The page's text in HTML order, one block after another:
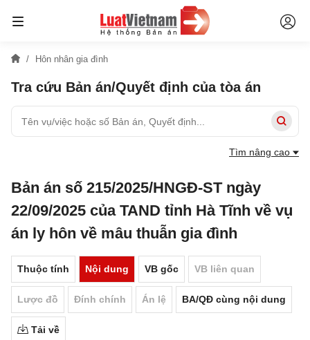
Hôn nhân gia đình
Tra cứu Bản án/Quyết định của tòa án
Tìm nâng cao
Bản án số 215/2025/HNGĐ-ST ngày
22/09/2025 của TAND tỉnh Hà Tĩnh về vụ
án ly hôn về mâu thuẫn gia đình
Thuộc tính Nội dung VB gốc VB liên quan
Lược đồ Đính chính Án lệ BA/QĐ cùng nội dung
Tải về